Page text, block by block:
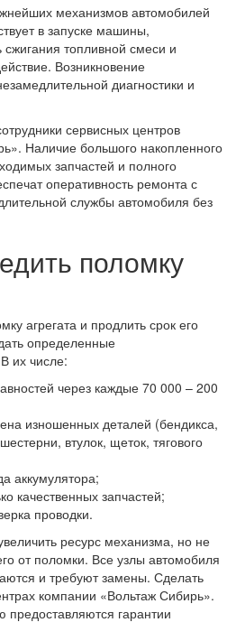
механизмов автомобилей
в запуске машины,
топливной смеси и
Возникновение
диагностики и
сервисных центров
Наличие большого накопленного
запчастей и полного
оперативность ремонта с
службы автомобиля без
поломку
агрегата и продлить срок его
определенные
их числе:
через каждые 70 000 – 200
изношенных деталей (бендикса,
втулок, щеток, тягового
аккумулятора;
качественных запчастей;
проводки.
ресурс механизма, но не
от поломки. Все узлы автомобиля
и требуют замены. Сделать
компании «Вольтаж Сибирь».
предоставляются гарантии